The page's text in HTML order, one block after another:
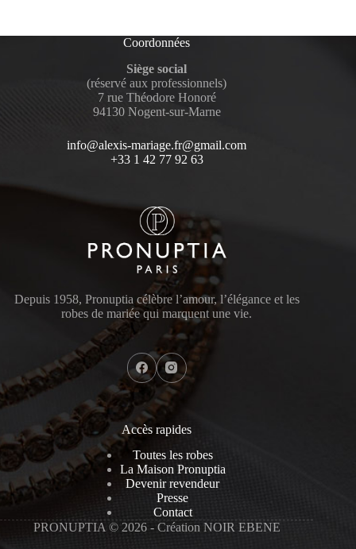
Coordonnées
Siège social
(réservé aux professionnels)
7 rue Théodore Honoré
94130 Nogent-sur-Marne
info@alexis-mariage.fr@gmail.com
+33 1 42 77 92 63
Depuis 1958, Pronuptia célèbre l’amour, l’élégance et les
robes de mariée qui marquent une vie.
Accès rapides
Toutes les robes
La Maison Pronuptia
Devenir revendeur
Presse
Contact
PRONUPTIA © 2026 - Création NOIR EBENE